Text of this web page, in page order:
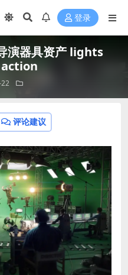
登录
演器具资产 lights
评论建议